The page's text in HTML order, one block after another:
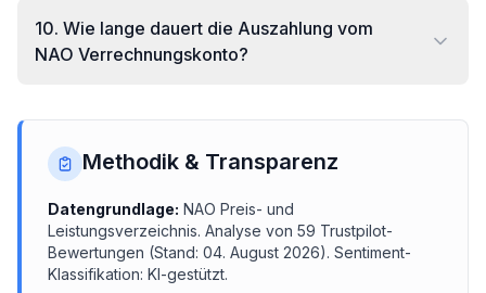
10. Wie lange dauert die Auszahlung vom
NAO Verrechnungskonto?
Methodik & Transparenz
Datengrundlage: NAO Preis- und
Leistungsverzeichnis. Analyse von 59 Trustpilot-
Bewertungen (Stand: 04. August 2026). Sentiment-
Klassifikation: KI-gestützt.